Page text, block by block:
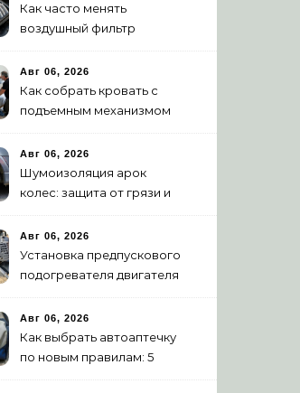
Как часто менять
воздушный фильтр
признаки износа
Авг 06, 2026
Как собрать кровать с
подъемным механизмом
инструкция
Авг 06, 2026
Шумоизоляция арок
колес: защита от грязи и
Авг 06, 2026
Установка предпускового
подогревателя двигателя
Авг 06, 2026
Как выбрать автоаптечку
по новым правилам: 5